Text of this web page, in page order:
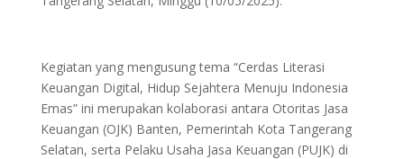
Kegiatan yang mengusung tema “Cerdas Literasi
Keuangan Digital, Hidup Sejahtera Menuju Indonesia
Emas” ini merupakan kolaborasi antara Otoritas Jasa
Keuangan (OJK) Banten, Pemerintah Kota Tangerang
Selatan, serta Pelaku Usaha Jasa Keuangan (PUJK) di